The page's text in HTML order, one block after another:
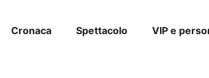
Cronaca Spettacolo VIP e